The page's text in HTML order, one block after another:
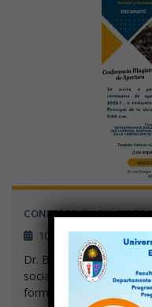
CONFERENCIA
10 abril, 2025
Dr. Belisario Zanabria
social del ser humano,
formación de la